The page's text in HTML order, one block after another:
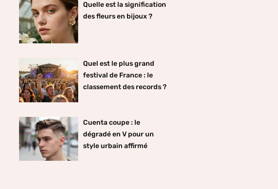
Quelle est la signification
des fleurs en bijoux ?
Quel est le plus grand
festival de France : le
classement des records ?
Cuenta coupe : le
dégradé en V pour un
style urbain affirmé